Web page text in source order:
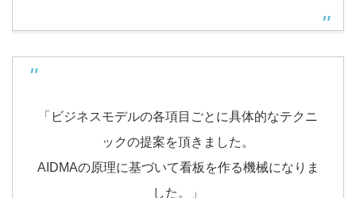
「ビジネスモデルの各項目ごとに具体的なテクニ
ックの提案を頂きました。
AIDMAの原理に基づいて看板を作る機械になりま
した。」